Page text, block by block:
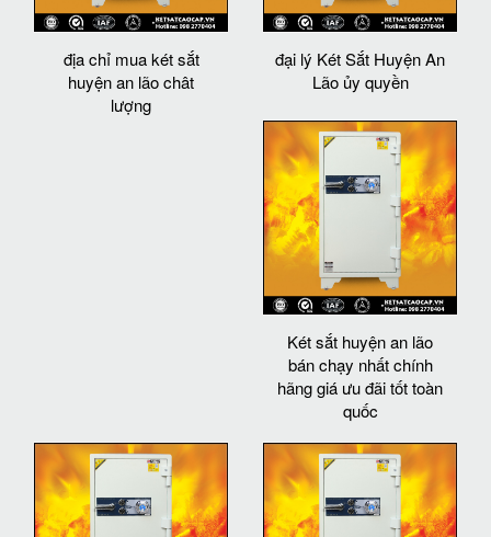
địa chỉ mua két sắt
huyện an lão chât
lượng
đại lý Két Sắt Huyện An
Lão ủy quyền
Két sắt huyện an lão
bán chạy nhất chính
hãng giá ưu đãi tốt toàn
quốc